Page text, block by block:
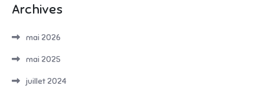
Archives
mai 2026
mai 2025
juillet 2024